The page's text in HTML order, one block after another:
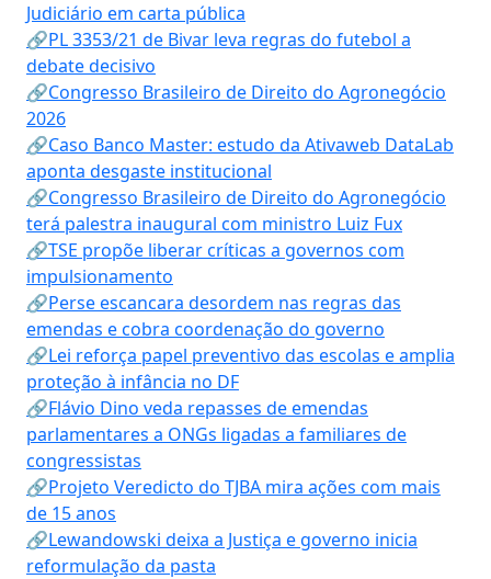
Judiciário em carta pública
🔗PL 3353/21 de Bivar leva regras do futebol a
debate decisivo
🔗Congresso Brasileiro de Direito do Agronegócio
2026
🔗Caso Banco Master: estudo da Ativaweb DataLab
aponta desgaste institucional
🔗Congresso Brasileiro de Direito do Agronegócio
terá palestra inaugural com ministro Luiz Fux
🔗TSE propõe liberar críticas a governos com
impulsionamento
🔗Perse escancara desordem nas regras das
emendas e cobra coordenação do governo
🔗Lei reforça papel preventivo das escolas e amplia
proteção à infância no DF
🔗Flávio Dino veda repasses de emendas
parlamentares a ONGs ligadas a familiares de
congressistas
🔗Projeto Veredicto do TJBA mira ações com mais
de 15 anos
🔗Lewandowski deixa a Justiça e governo inicia
reformulação da pasta